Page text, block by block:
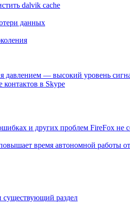
dalvik cache
данных
— высокий уровень
контактов в Skype
и других проблем FireFox не
время автономной работы от
существующий раздел